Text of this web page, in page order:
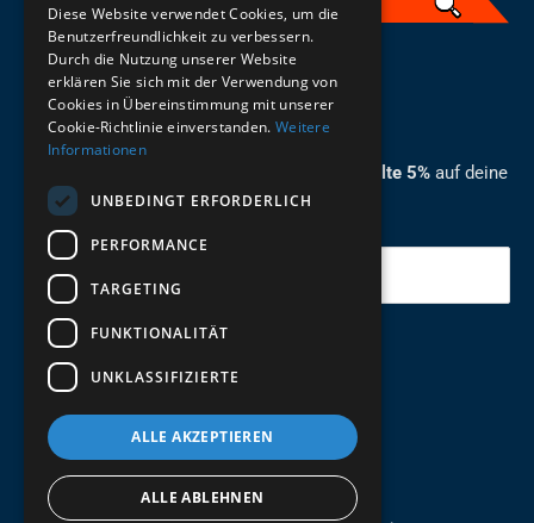
ZUM NEWSLETTER ANMELDEN
Melde dich jetzt zum Newsletter an und erhalte 5% auf deine
erste Bestellung.
Deine Email
Abschicken
German
Diese Website verwendet Cookies, um die
Benutzerfreundlichkeit zu verbessern.
Durch die Nutzung unserer Website
erklären Sie sich mit der Verwendung von
Cookies in Übereinstimmung mit unserer
Cookie-Richtlinie einverstanden. Weitere
Informationen
UNBEDINGT ERFORDERLICH
PERFORMANCE
TARGETING
FUNKTIONALITÄT
UNKLASSIFIZIERTE
ALLE AKZEPTIEREN
ALLE ABLEHNEN